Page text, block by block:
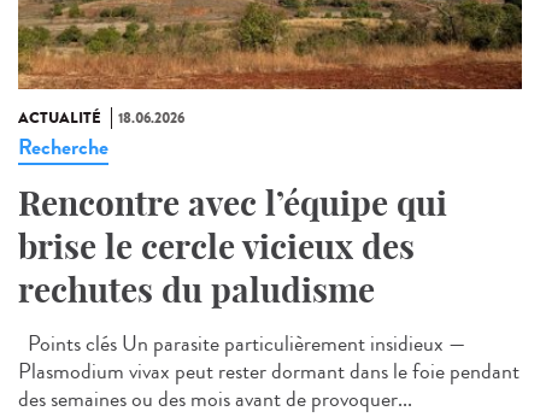
ACTUALITÉ 18.06.2026
Recherche
Rencontre avec l’équipe qui
brise le cercle vicieux des
rechutes du paludisme
Points clés Un parasite particulièrement insidieux —
Plasmodium vivax peut rester dormant dans le foie pendant
des semaines ou des mois avant de provoquer...